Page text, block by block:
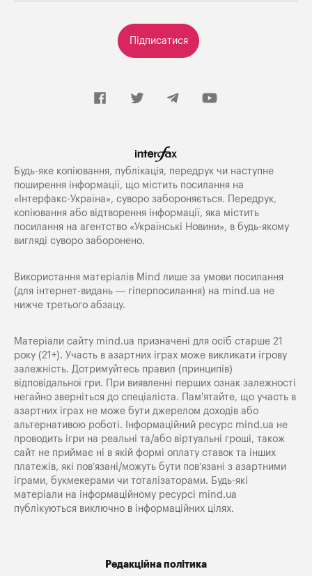
Підписатися
Будь-яке копiювання, публiкацiя, передрук чи наступне
поширення iнформацiї, що мiстить посилання на
«Iнтерфакс-Україна», суворо забороняється. Передрук,
копіювання або відтворення інформації, яка містить
посилання на агентство «Українські Новини», в будь-якому
вигляді суворо заборонено.
Використання матеріалів Mind лише за умови посилання
(для інтернет-видань — гіперпосилання) на mind.ua не
нижче третього абзацу.
Матеріали сайту mind.ua призначені для осіб старше 21
року (21+). Участь в азартних іграх може викликати ігрову
залежність. Дотримуйтесь правил (принципів)
відповідальної гри. При виявленні перших ознак залежності
негайно зверніться до спеціаліста. Пам'ятайте, що участь в
азартних іграх не може бути джерелом доходів або
альтернативою роботі. Інформаційний ресурс mind.ua не
проводить ігри на реальні та/або віртуальні гроші, також
сайт не приймає ні в якій формі оплату ставок та інших
платежів, які пов’язані/можуть бути пов’язані з азартними
іграми, букмекерами чи тоталізаторами. Будь-які
матеріали на інформаційному ресурсі mind.ua
публікуються виключно в інформаційних цілях.
Редакційна політика